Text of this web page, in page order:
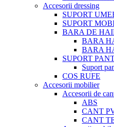
Accesorii dressing
SUPORT
SUPORT
BARA DE
BARA
BARA
SUPORT
Suport
COS RUFE
Accesorii mobilier
Accesorii de
ABS
CANT
CANT